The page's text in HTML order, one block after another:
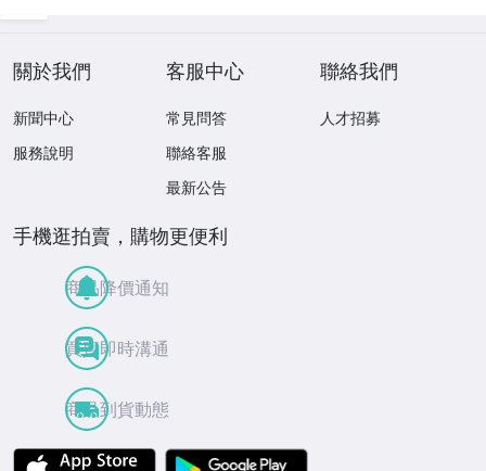
關於我們
新聞中心
服務說明
客服中心
常見問答
聯絡客服
最新公告
聯絡我們
人才招募
手機逛拍賣，購物更便利
商品降價通知
買賣即時溝通
商品到貨動態
APP Store